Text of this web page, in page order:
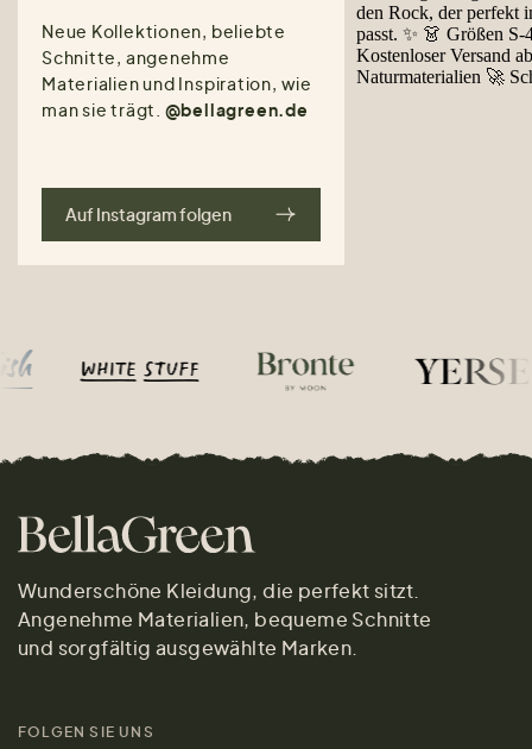
Neue Kollektionen, beliebte
Schnitte, angenehme
Materialien und Inspiration, wie
man sie trägt. @bellagreen.de
Auf Instagram folgen
Wunderschöne Kleidung, die perfekt sitzt.
Angenehme Materialien, bequeme Schnitte
und sorgfältig ausgewählte Marken.
FOLGEN SIE UNS